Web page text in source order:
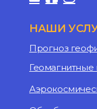
НАШИ
Прогноз